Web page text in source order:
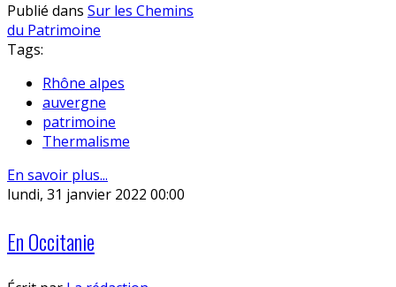
Publié dans Sur les Chemins
du Patrimoine
Tags:
Rhône alpes
auvergne
patrimoine
Thermalisme
En savoir plus...
lundi, 31 janvier 2022 00:00
En Occitanie